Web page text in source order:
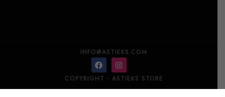
INFO@ASTIEKS.COM
COPYRIGHT - ASTIEKS STORE